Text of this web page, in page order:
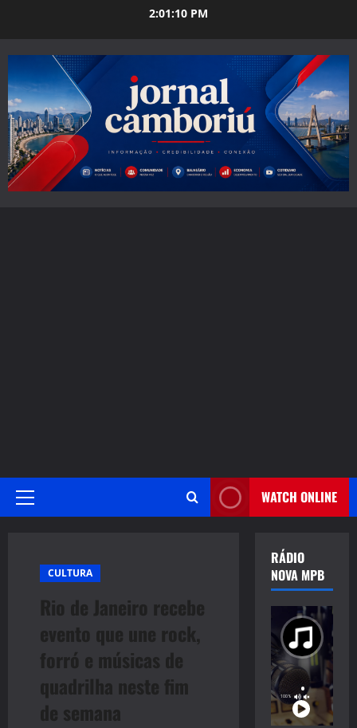
2:01:12 PM
Primary
WATCH ONLINE
CULTURA
Rio de Janeiro recebe
evento que une rock,
forró e músicas de
quadrilha neste fim
de semana
RÁDIO
NOVA MPB